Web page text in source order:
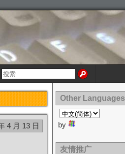
4 月 13 日
Other Languages
by
友情推广